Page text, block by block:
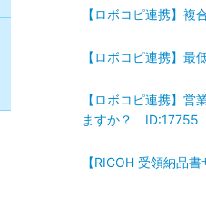
【ロボコピ連携】
【ロボコピ連携】
【ロボコピ連携】
ますか？ ID:17755
【RICOH 受領納品